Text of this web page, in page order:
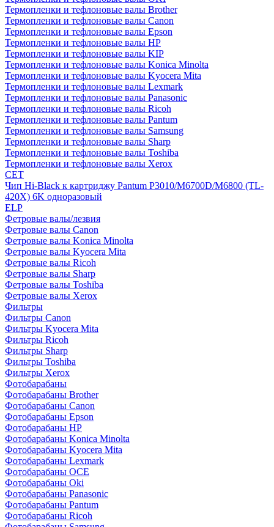
Термопленки и тефлоновые валы Brother
Термопленки и тефлоновые валы Canon
Термопленки и тефлоновые валы Epson
Термопленки и тефлоновые валы HP
Термопленки и тефлоновые валы KIP
Термопленки и тефлоновые валы Konica Minolta
Термопленки и тефлоновые валы Kyocera Mita
Термопленки и тефлоновые валы Lexmark
Термопленки и тефлоновые валы Panasonic
Термопленки и тефлоновые валы Ricoh
Термопленки и тефлоновые валы Pantum
Термопленки и тефлоновые валы Samsung
Термопленки и тефлоновые валы Sharp
Термопленки и тефлоновые валы Toshiba
Термопленки и тефлоновые валы Xerox
CET
Чип Hi-Black к картриджу Pantum P3010/M6700D/M6800 (TL-
420X) 6K одноразовый
ELP
Фетровые валы/лезвия
Фетровые валы Canon
Фетровые валы Konica Minolta
Фетровые валы Kyocera Mita
Фетровые валы Ricoh
Фетровые валы Sharp
Фетровые валы Toshiba
Фетровые валы Xerox
Фильтры
Фильтры Canon
Фильтры Kyocera Mita
Фильтры Ricoh
Фильтры Sharp
Фильтры Toshiba
Фильтры Xerox
Фотобарабаны
Фотобарабаны Brother
Фотобарабаны Canon
Фотобарабаны Epson
Фотобарабаны HP
Фотобарабаны Konica Minolta
Фотобарабаны Kyocera Mita
Фотобарабаны Lexmark
Фотобарабаны OCE
Фотобарабаны Oki
Фотобарабаны Panasonic
Фотобарабаны Pantum
Фотобарабаны Ricoh